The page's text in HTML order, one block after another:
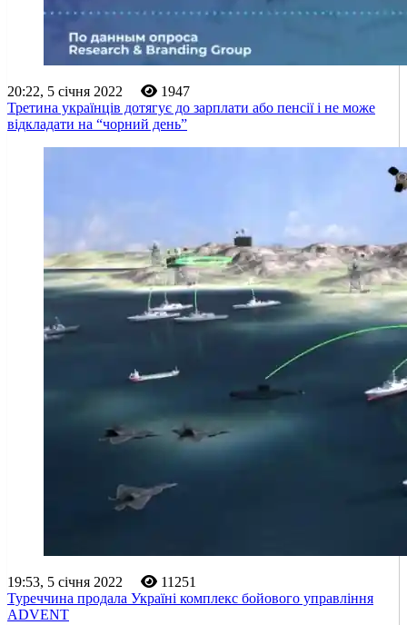
20:22, 5 січня 2022
1947
Третина українців дотягує до зарплати або пенсії і не може
відкладати на “чорний день”
19:53, 5 січня 2022
11251
Туреччина продала Україні комплекс бойового управління
ADVENT